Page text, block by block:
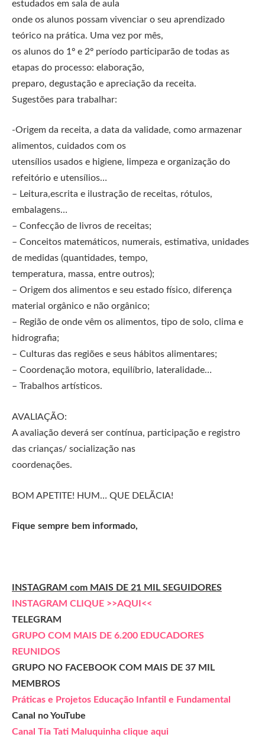
estudados em sala de aula
onde os alunos possam vivenciar o seu aprendizado
teórico na prática. Uma vez por mês,
os alunos do 1º e 2º período participarão de todas as
etapas do processo: elaboração,
preparo, degustação e apreciação da receita.
Sugestões para trabalhar:
-Origem da receita, a data da validade, como armazenar
alimentos, cuidados com os
utensílios usados e higiene, limpeza e organização do
refeitório e utensílios…
– Leitura,escrita e ilustração de receitas, rótulos,
embalagens…
– Confecção de livros de receitas;
– Conceitos matemáticos, numerais, estimativa, unidades
de medidas (quantidades, tempo,
temperatura, massa, entre outros);
– Origem dos alimentos e seu estado físico, diferença
material orgânico e não orgânico;
– Região de onde vêm os alimentos, tipo de solo, clima e
hidrografia;
– Culturas das regiões e seus hábitos alimentares;
– Coordenação motora, equilíbrio, lateralidade…
– Trabalhos artísticos.
AVALIAÇÃO:
A avaliação deverá ser contínua, participação e registro
das crianças/ socialização nas
coordenações.
BOM APETITE! HUM… QUE DELÃCIA!
Fique sempre bem informado,
INSTAGRAM com MAIS DE 21 MIL SEGUIDORES
INSTAGRAM CLIQUE >>AQUI<<
TELEGRAM
GRUPO COM MAIS DE 6.200 EDUCADORES
REUNIDOS
GRUPO NO FACEBOOK COM MAIS DE 37 MIL
MEMBROS
Práticas e Projetos Educação Infantil e Fundamental
Canal no YouTube
Canal Tia Tati Maluquinha clique aqui